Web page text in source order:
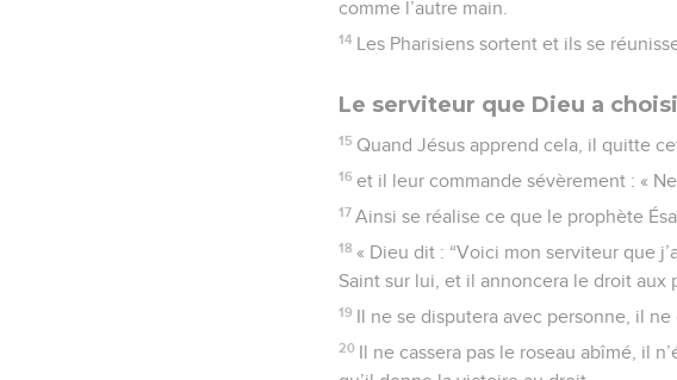
comme l’autre main.
14 Les Pharisiens sortent et ils se
Le serviteur que Dieu a choisi
15 Quand Jésus apprend cela, il quitte
16 et il leur commande sévèrement : «
17 Ainsi se réalise ce que le prophète
18 « Dieu dit : “Voici mon serviteur que
Saint sur lui, et il annoncera le droit aux
19 Il ne se disputera avec personne, il ne
20 Il ne cassera pas le roseau abîmé, il